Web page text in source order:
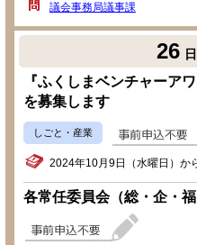
議会事務局議事課
26 日
『ふくしまベンチャーア
を募集します
しごと・産業
2024年10月9日（水曜日）か
各常任委員会（総・企・